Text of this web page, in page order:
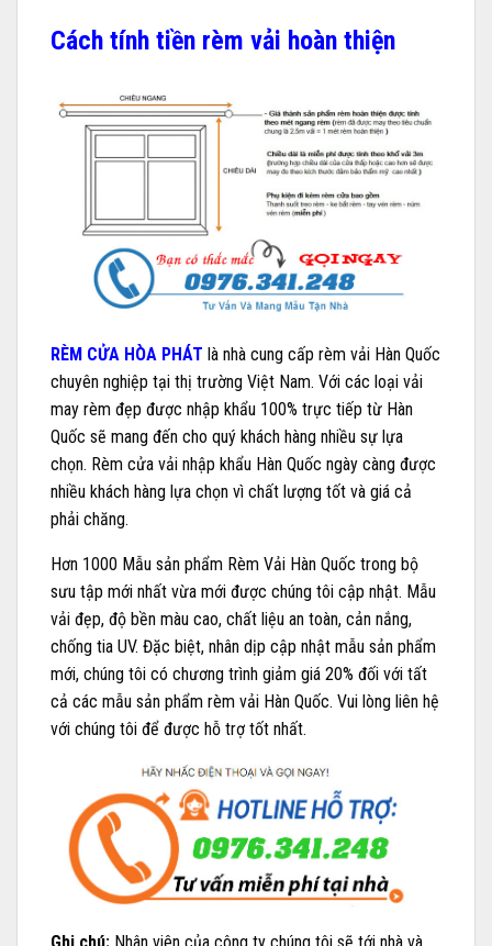
Cách tính tiền rèm vải hoàn thiện
RÈM CỬA HÒA PHÁT là nhà cung cấp rèm vải Hàn Quốc
chuyên nghiệp tại thị trường Việt Nam. Với các loại vải
may rèm đẹp được nhập khẩu 100% trực tiếp từ Hàn
Quốc sẽ mang đến cho quý khách hàng nhiều sự lựa
chọn. Rèm cửa vải nhập khẩu Hàn Quốc ngày càng được
nhiều khách hàng lựa chọn vì chất lượng tốt và giá cả
phải chăng.
Hơn 1000 Mẫu sản phẩm Rèm Vải Hàn Quốc trong bộ
sưu tập mới nhất vừa mới được chúng tôi cập nhật. Mẫu
vải đẹp, độ bền màu cao, chất liệu an toàn, cản nắng,
chống tia UV. Đặc biệt, nhân dịp cập nhật mẫu sản phẩm
mới, chúng tôi có chương trình giảm giá 20% đối với tất
cả các mẫu sản phẩm rèm vải Hàn Quốc. Vui lòng liên hệ
với chúng tôi để được hỗ trợ tốt nhất.
Ghi chú: Nhân viên của công ty chúng tôi sẽ tới nhà và